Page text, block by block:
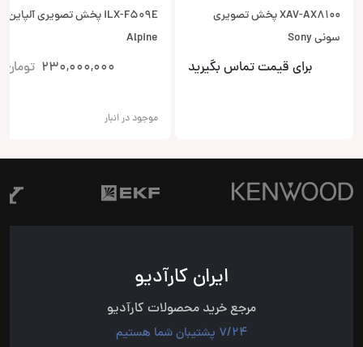
XAV-AX8100 پخش تصویری
سونی Sony
برای قیمت تماس بگیرید
iLX-F509E پخش تصویری آلپاین
Alpine
230,000,000 تومان
موجود در انبار
ایران کارآدیو
مرجع خرید محصولات کارآدیو
7/24 پشتیبان شما هستیم